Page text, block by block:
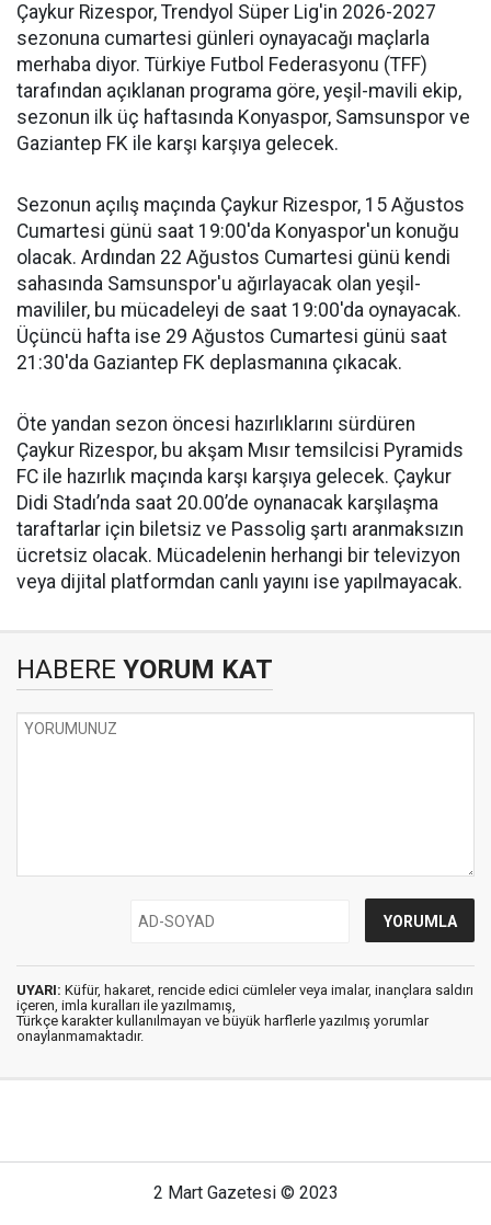
Çaykur Rizespor, Trendyol Süper Lig'in 2026-2027
sezonuna cumartesi günleri oynayacağı maçlarla
merhaba diyor. Türkiye Futbol Federasyonu (TFF)
tarafından açıklanan programa göre, yeşil-mavili ekip,
sezonun ilk üç haftasında Konyaspor, Samsunspor ve
Gaziantep FK ile karşı karşıya gelecek.
Sezonun açılış maçında Çaykur Rizespor, 15 Ağustos
Cumartesi günü saat 19:00'da Konyaspor'un konuğu
olacak. Ardından 22 Ağustos Cumartesi günü kendi
sahasında Samsunspor'u ağırlayacak olan yeşil-
mavililer, bu mücadeleyi de saat 19:00'da oynayacak.
Üçüncü hafta ise 29 Ağustos Cumartesi günü saat
21:30'da Gaziantep FK deplasmanına çıkacak.
Öte yandan sezon öncesi hazırlıklarını sürdüren
Çaykur Rizespor, bu akşam Mısır temsilcisi Pyramids
FC ile hazırlık maçında karşı karşıya gelecek. Çaykur
Didi Stadı’nda saat 20.00’de oynanacak karşılaşma
taraftarlar için biletsiz ve Passolig şartı aranmaksızın
ücretsiz olacak. Mücadelenin herhangi bir televizyon
veya dijital platformdan canlı yayını ise yapılmayacak.
HABERE YORUM KAT
UYARI: Küfür, hakaret, rencide edici cümleler veya imalar, inançlara saldırı
içeren, imla kuralları ile yazılmamış,
Türkçe karakter kullanılmayan ve büyük harflerle yazılmış yorumlar
onaylanmamaktadır.
2 Mart Gazetesi © 2023